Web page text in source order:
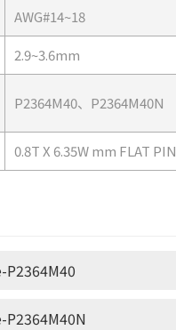
AWG#14~18
2.9~3.6mm
P2364M40、P2364M40N
0.8T X 6.35W mm FLAT PIN